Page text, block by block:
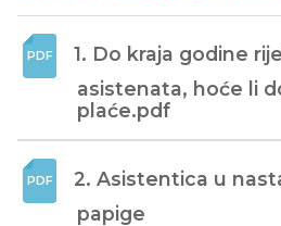
1. Do kraja godine
asistenata, hoće li
plaće.pdf
2. Asistentica u
papige